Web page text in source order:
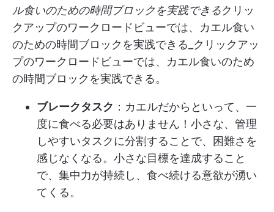
ル食いのための時間ブロックを実践できるクリッ
クアップのワークロードビューでは、カエル食い
のための時間ブロックを実践できる_クリックアッ
プのワークロードビューでは、カエル食いのため
の時間ブロックを実践できる。
ブレークタスク ：カエルだからといって、一
度に食べる必要はありません！小さな、管理
しやすいタスクに分割することで、困難さを
感じなくなる。小さな目標を達成すること
で、集中力が持続し、食べ続ける意欲が湧い
てくる。